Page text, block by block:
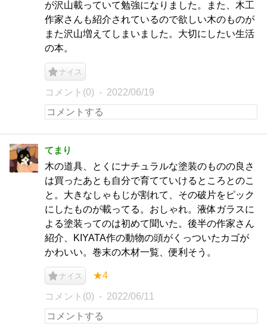
が沢山載っていて勉強になりました。また、木工
作家さんも紹介されているので欲しい木のものが
また沢山増えてしまいました。大切にしたい生活
の本。
ナイス
コメント(0) 2022/06/19
てまり
木の道具、とくにナチュラルな塗装のものの良さ
は買ったあとも自分で育てていけるところとのこ
と。大きなしゃもじが割れて、その破片をピック
にしたものが載ってる。おしゃれ。液体ガラスに
よる塗装ってのは初めて聞いた。後半の作家さん
紹介、KIYATA作の動物の頭がくっついたカゴが
かわいい。巻末の木材一覧、便利そう。
ナイス ★4
コメント(0) 2022/06/11